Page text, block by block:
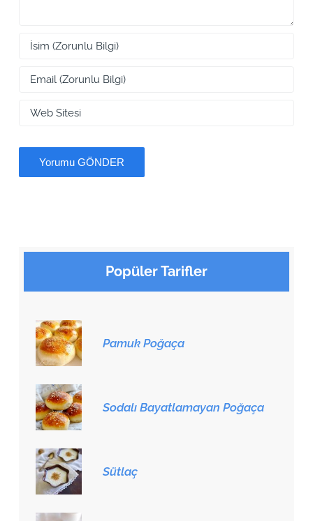
Popüler Tarifler
Pamuk Poğaça
Sodalı Bayatlamayan Poğaça
Sütlaç